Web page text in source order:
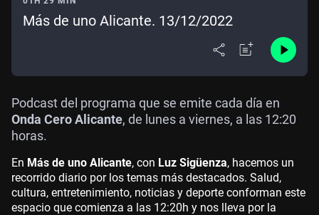
Más de uno Alicante. 13/12/2022
Podcast del programa que se emite cada día en
Onda Cero Alicante, de lunes a viernes, a las 12:20
horas.
En Más de uno Alicante, con Luz Sigüenza, hacemos un
recorrido diario por los temas más destacados. Salud,
cultura, entretenimiento, noticias y deporte conforman este
espacio que comienza a las 12:20h y nos lleva por la